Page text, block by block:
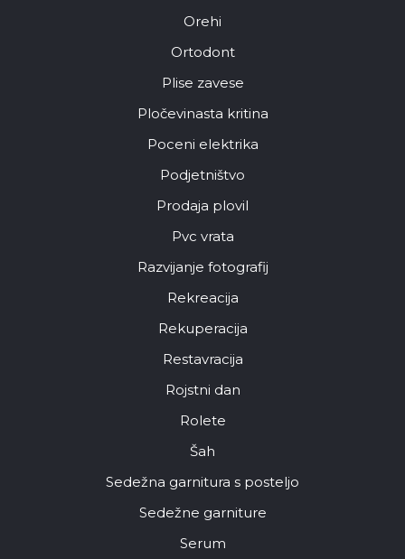
Orehi
Ortodont
Plise zavese
Pločevinasta kritina
Poceni elektrika
Podjetništvo
Prodaja plovil
Pvc vrata
Razvijanje fotografij
Rekreacija
Rekuperacija
Restavracija
Rojstni dan
Rolete
Šah
Sedežna garnitura s posteljo
Sedežne garniture
Serum